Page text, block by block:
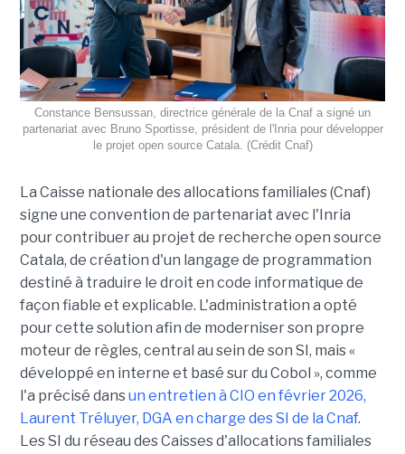
Constance Bensussan, directrice générale de la Cnaf a signé un
partenariat avec Bruno Sportisse, président de l'Inria pour développer
le projet open source Catala. (Crédit Cnaf)
La Caisse nationale des allocations familiales (Cnaf)
signe une convention de partenariat avec l'Inria
pour contribuer au projet de recherche open source
Catala, de création d'un langage de programmation
destiné à traduire le droit en code informatique de
façon fiable et explicable. L'administration a opté
pour cette solution afin de moderniser son propre
moteur de règles, central au sein de son SI, mais «
développé en interne et basé sur du Cobol », comme
l'a précisé dansun entretien à CIO en février 2026,
Laurent Tréluyer, DGA en charge des SI de la Cnaf.
Les SI du réseau des Caisses d'allocations familiales